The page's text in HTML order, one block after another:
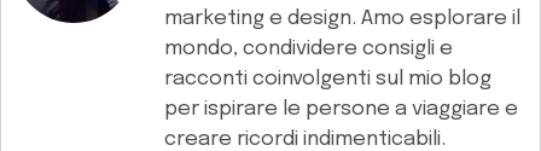
marketing e design. Amo esplorare il
mondo, condividere consigli e
racconti coinvolgenti sul mio blog
per ispirare le persone a viaggiare e
creare ricordi indimenticabili.